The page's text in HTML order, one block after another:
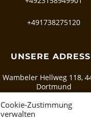
Cookie-Zustimmung
verwalten
+491738275120
UNSERE
Wambeler Hellweg 118,
Dortmund